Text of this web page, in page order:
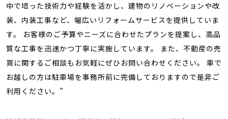
中で培った技術力や経験を活かし、建物のリノベーションや改
装、内装工事など、幅広いリフォームサービスを提供していま
す。 お客様のご予算やニーズに合わせたプランを提案し、高品
質な工事を迅速かつ丁寧に実施しています。 また、不動産の売
買に関するご相談もお気軽にぜひお問い合わせください。 車で
お越しの方は駐車場を事務所前に完備しておりますので是非ご
利用ください。”